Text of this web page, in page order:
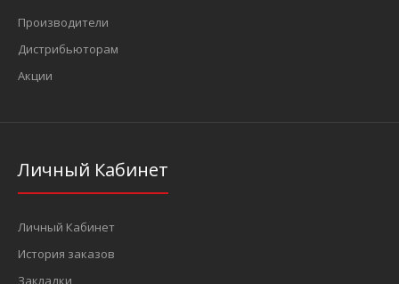
Производители
Дистрибьюторам
Акции
Личный Кабинет
Личный Кабинет
История заказов
Закладки